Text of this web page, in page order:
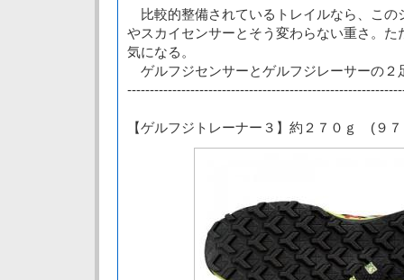
比較的整備されているトレイルなら、この
やスカイセンサーとそう変わらない重さ。た
気になる。
ゲルフジセンサーとゲルフジレーサーの２
【ゲルフジトレーナー３】約２７０ｇ (９